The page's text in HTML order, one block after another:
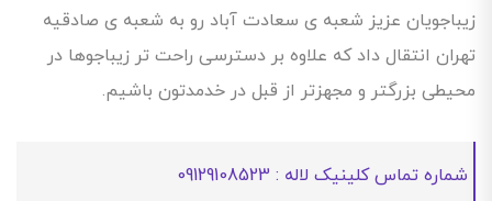
زیباجویان عزیز شعبه ی سعادت آباد رو به شعبه ی صادقیه
تهران انتقال داد که علاوه بر دسترسی راحت تر زیباجوها در
محیطی بزرگتر و مجهزتر از قبل در خدمدتون باشیم.
شماره تماس کلینیک لاله : 09129108523